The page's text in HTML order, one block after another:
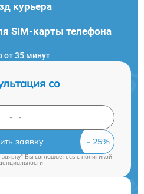
курьера
SIM-карты телефона
от 35 минут
со
заявку
Вы соглашаетесь cполитикой